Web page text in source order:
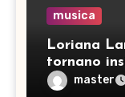
musica
Loriana
tornano
anime:master